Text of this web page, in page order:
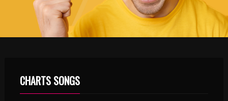
CHARTS SONGS